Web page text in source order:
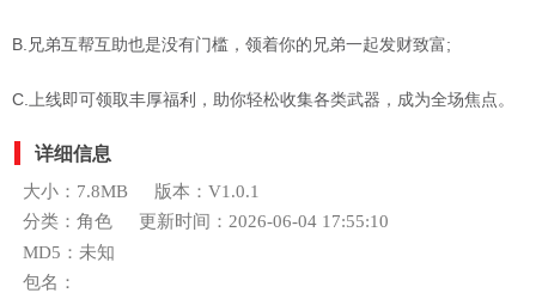
B.兄弟互帮互助也是没有门槛，领着你的兄弟一起发财致富;
C.上线即可领取丰厚福利，助你轻松收集各类武器，成为全场焦点。
详细信息
大小：7.8MB
版本：V1.0.1
分类：角色
更新时间：2026-06-04 17:55:10
MD5：未知
包名：